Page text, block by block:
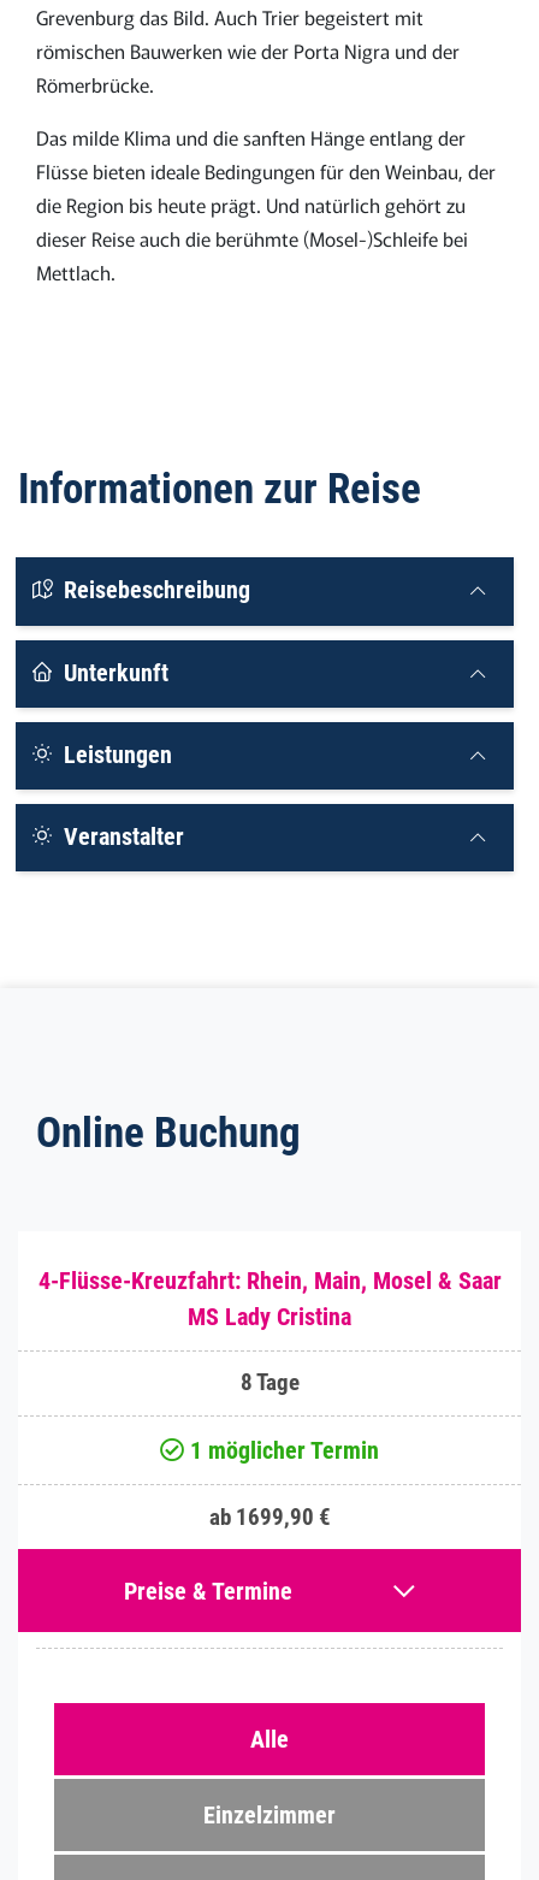
Grevenburg das Bild. Auch Trier begeistert mit
römischen Bauwerken wie der Porta Nigra und der
Römerbrücke.
Das milde Klima und die sanften Hänge entlang der
Flüsse bieten ideale Bedingungen für den Weinbau, der
die Region bis heute prägt. Und natürlich gehört zu
dieser Reise auch die berühmte (Mosel-)Schleife bei
Mettlach.
Informationen zur Reise
Reisebeschreibung
Unterkunft
Leistungen
Veranstalter
Online Buchung
4-Flüsse-Kreuzfahrt: Rhein, Main, Mosel & Saar
MS Lady Cristina
8 Tage
1 möglicher Termin
ab 1699,90 €
Preise & Termine
Alle
Einzelzimmer